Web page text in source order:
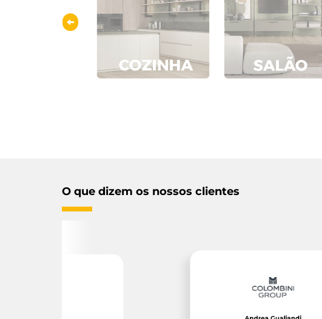
O que dizem os nossos clientes